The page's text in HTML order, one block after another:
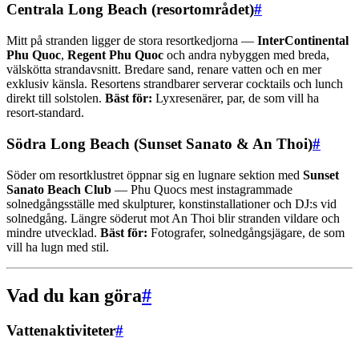
Centrala Long Beach (resortområdet)#
Mitt på stranden ligger de stora resortkedjorna — InterContinental
Phu Quoc, Regent Phu Quoc och andra nybyggen med breda,
välskötta strandavsnitt. Bredare sand, renare vatten och en mer
exklusiv känsla. Resortens strandbarer serverar cocktails och lunch
direkt till solstolen. Bäst för: Lyxresenärer, par, de som vill ha
resort-standard.
Södra Long Beach (Sunset Sanato & An Thoi)#
Söder om resortklustret öppnar sig en lugnare sektion med Sunset
Sanato Beach Club — Phu Quocs mest instagrammade
solnedgångsställe med skulpturer, konstinstallationer och DJ:s vid
solnedgång. Längre söderut mot An Thoi blir stranden vildare och
mindre utvecklad. Bäst för: Fotografer, solnedgångsjägare, de som
vill ha lugn med stil.
Vad du kan göra#
Vattenaktiviteter#